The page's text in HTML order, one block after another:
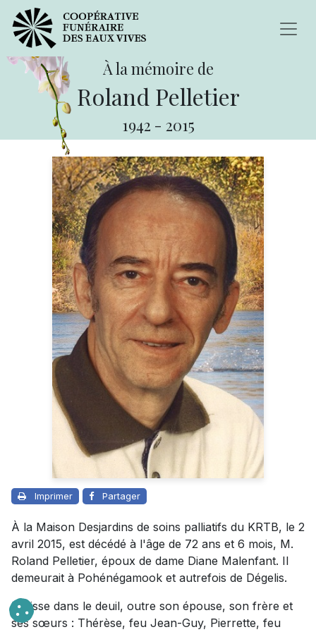
À la mémoire de
Roland Pelletier
1942 - 2015
Imprimer Partager
À la Maison Desjardins de soins palliatifs du KRTB, le 2
avril 2015, est décédé à l'âge de 72 ans et 6 mois, M.
Roland Pelletier, époux de dame Diane Malenfant. Il
demeurait à Pohénégamook et autrefois de Dégelis.
Il laisse dans le deuil, outre son épouse, son frère et
ses sœurs : Thérèse, feu Jean-Guy, Pierrette, feu